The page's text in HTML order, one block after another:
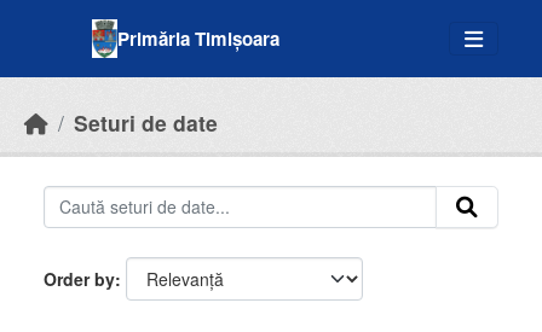
Primăria Timișoara
Seturi de date
Order by